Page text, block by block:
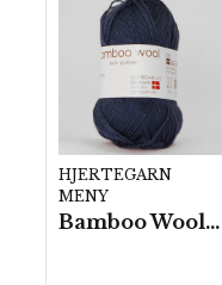
HJERTEGARN
MENY
Bamboo Wool-10 nystan/fp. a50g